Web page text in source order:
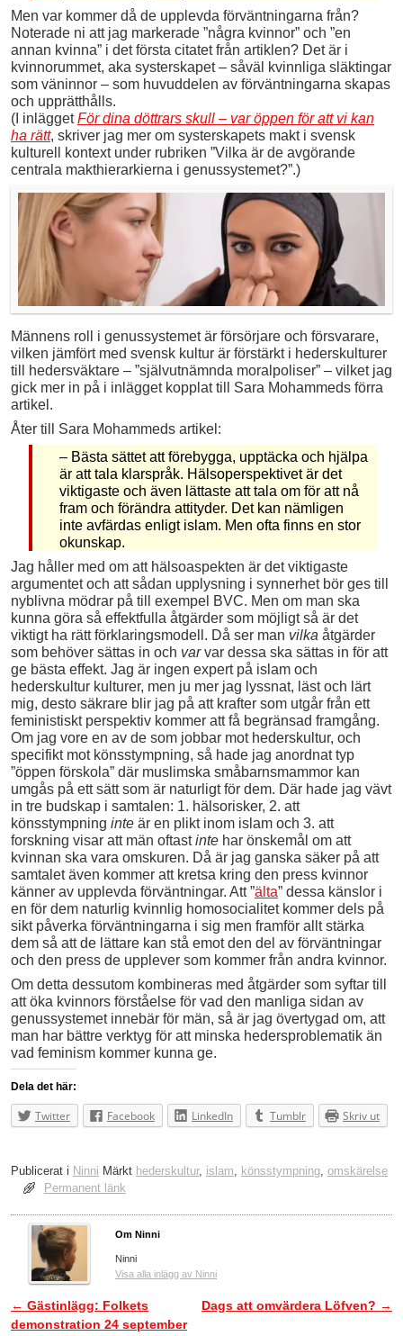
Men var kommer då de upplevda förväntningarna från?
Noterade ni att jag markerade ”några kvinnor” och ”en
annan kvinna” i det första citatet från artiklen? Det är i
kvinnorummet, aka systerskapet – såväl kvinnliga släktingar
som väninnor – som huvuddelen av förväntningarna skapas
och upprätthålls.
(I inläggetFör dina döttrars skull – var öppen för att vi kan
ha rätt, skriver jag mer om systerskapets makt i svensk
kulturell kontext under rubriken ”Vilka är de avgörande
centrala makthierarkierna i genussystemet?”.)
Männens roll i genussystemet är försörjare och försvarare,
vilken jämfört med svensk kultur är förstärkt i hederskulturer
till hedersväktare – ”självutnämnda moralpoliser” – vilket jag
gick mer in på i inlägget kopplat till Sara Mohammeds förra
artikel.
Åter till Sara Mohammeds artikel:
– Bästa sättet att förebygga, upptäcka och hjälpa
är att tala klarspråk. Hälsoperspektivet är det
viktigaste och även lättaste att tala om för att nå
fram och förändra attityder. Det kan nämligen
inte avfärdas enligt islam. Men ofta finns en stor
okunskap.
Jag håller med om att hälsoaspekten är det viktigaste
argumentet och att sådan upplysning i synnerhet bör ges till
nyblivna mödrar på till exempel BVC. Men om man ska
kunna göra så effektfulla åtgärder som möjligt så är det
viktigt ha rätt förklaringsmodell. Då ser man vilka åtgärder
som behöver sättas in och varvar dessa ska sättas in för att
ge bästa effekt. Jag är ingen expert på islam och
hederskultur kulturer, men ju mer jag lyssnat, läst och lärt
mig, desto säkrare blir jag på att krafter som utgår från ett
feministiskt perspektiv kommer att få begränsad framgång.
Om jag vore en av de som jobbar mot hederskultur, och
specifikt mot könsstympning, så hade jag anordnat typ
”öppen förskola” där muslimska småbarnsmammor kan
umgås på ett sätt som är naturligt för dem. Där hade jag vävt
in tre budskap i samtalen: 1. hälsorisker, 2. att
könsstympning inte är en plikt inom islam och 3. att
forskning visar att män oftastinte har önskemål om att
kvinnan ska vara omskuren. Då är jag ganska säker på att
samtalet även kommer att kretsa kring den press kvinnor
känner av upplevda förväntningar. Att ”älta” dessa känslor i
en för dem naturlig kvinnlig homosocialitet kommer dels på
sikt påverka förväntningarna i sig men framför allt stärka
dem så att de lättare kan stå emot den del av förväntningar
och den press de upplever som kommer från andra kvinnor.
Om detta dessutom kombineras med åtgärder som syftar till
att öka kvinnors förståelse för vad den manliga sidan av
genussystemet innebär för män, så är jag övertygad om, att
man har bättre verktyg för att minska hedersproblematik än
vad feminism kommer kunna ge.
Dela det här:
Twitter Facebook LinkedIn Tumblr Skriv ut
Publicerat i Ninni Märkt hederskultur, islam, könsstympning, omskärelse
Permanent länk
Om Ninni
Ninni
Visa alla inlägg av Ninni
Inläggsnavigering
← Gästinlägg: Folkets
demonstration 24 september
Dags att omvärdera Löfven? →